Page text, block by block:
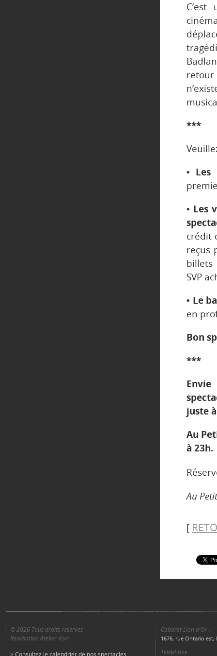
***
• Les
• Les
crédit
reçus
billets
SVP
• Le
en
Bon
***
juste
Au
à 23h.
Au
[
© 2026 Tous droits réservés
Réalisation Atelier Voir
> Consultez le calendrier de nos spectacles
Cabaret Lion d'Or :
1676, rue Ontario est,
Téléphone